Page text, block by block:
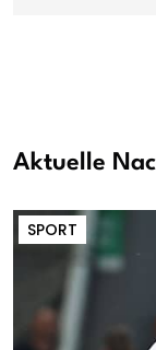
Aktuelle
SPORT